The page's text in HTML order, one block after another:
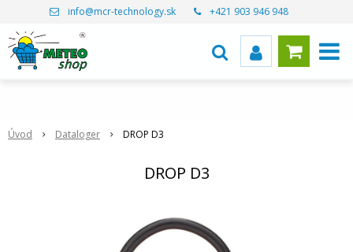
info@mcr-technology.sk +421 903 946 948
Úvod Dataloger DROP D3
DROP D3